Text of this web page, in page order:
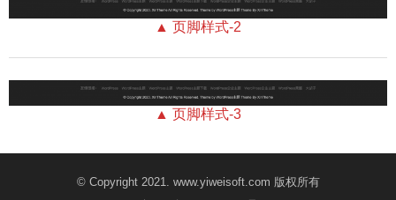
▲ 页脚样式-2
▲ 页脚样式-3
© Copyright 2021. www.yiweisoft.com 版权所有